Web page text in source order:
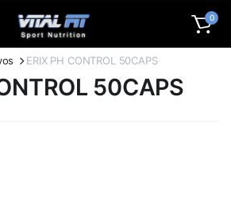
0
ERIX PH CONTROL 50CAPS
50CAPS